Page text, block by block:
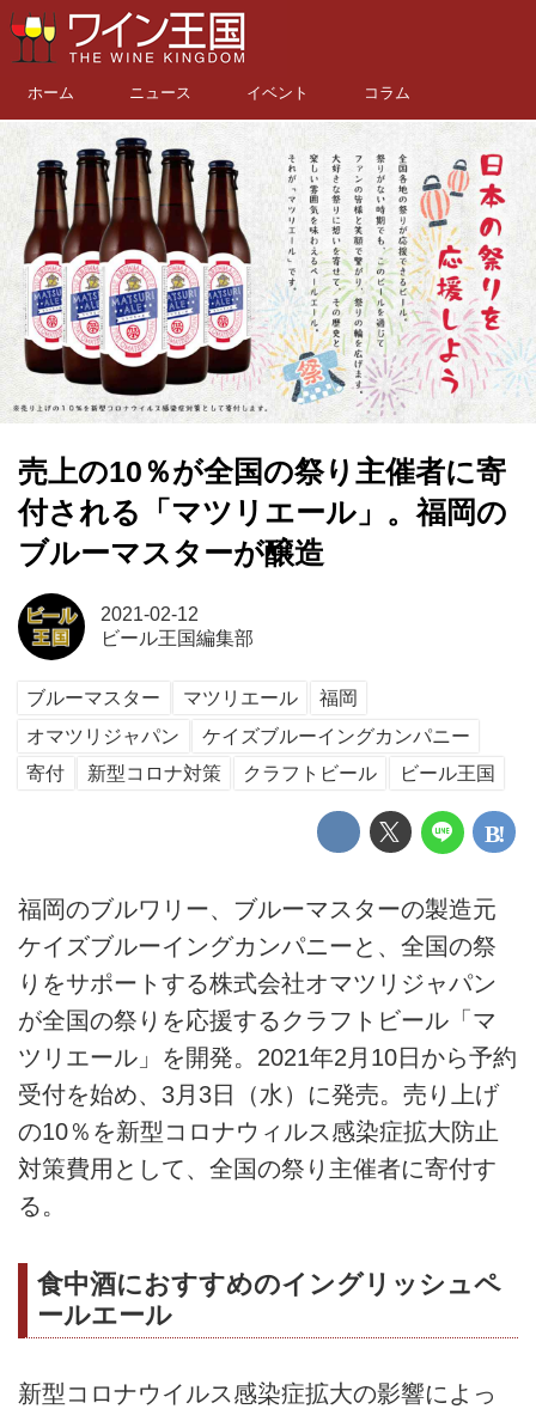
ホーム ニュース イベント コラム
売上の10％が全国の祭り主催者に寄
付される「マツリエール」。福岡の
ブルーマスターが醸造
2021-02-12
ビール王国編集部
ブルーマスター マツリエール
福岡
オマツリジャパン
ケイズブルーイングカンパニー
寄付
新型コロナ対策 クラフトビール ビール王国
福岡のブルワリー、ブルーマスターの製造元
ケイズブルーイングカンパニーと、全国の祭
りをサポートする株式会社オマツリジャパン
が全国の祭りを応援するクラフトビール「マ
ツリエール」を開発。2021年2月10日から予約
受付を始め、3月3日（水）に発売。売り上げ
の10％を新型コロナウィルス感染症拡大防止
対策費用として、全国の祭り主催者に寄付す
る。
食中酒におすすめのイングリッシュペ
ールエール
新型コロナウイルス感染症拡大の影響によっ